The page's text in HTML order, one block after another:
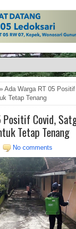
» Ada Warga RT 05
Tetap Tenang
Covid,
Tetap Tenang
No comments